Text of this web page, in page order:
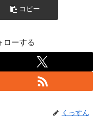
コピー
ローする
くっすん